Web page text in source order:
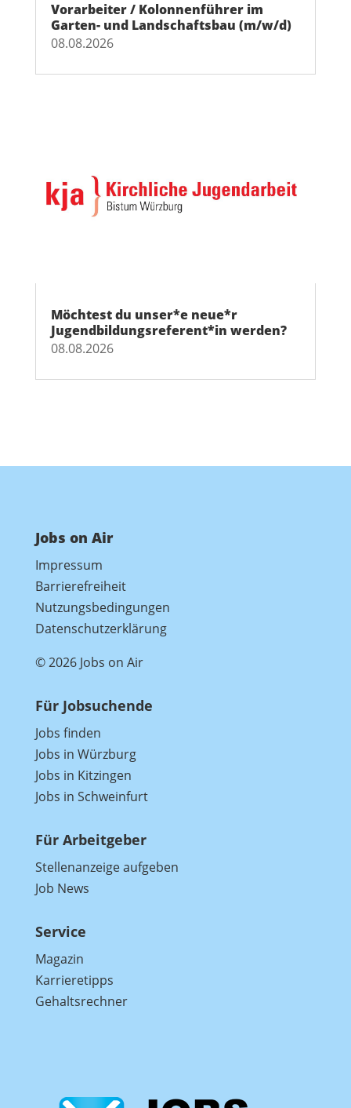
Vorarbeiter / Kolonnenführer im
Garten- und Landschaftsbau (m/w/d)
08.08.2026
Möchtest du unser*e neue*r
Jugendbildungsreferent*in werden?
08.08.2026
Jobs on Air
Impressum
Barrierefreiheit
Nutzungsbedingungen
Datenschutzerklärung
© 2026 Jobs on Air
Für Jobsuchende
Jobs finden
Jobs in Würzburg
Jobs in Kitzingen
Jobs in Schweinfurt
Für Arbeitgeber
Stellenanzeige aufgeben
Job News
Service
Magazin
Karrieretipps
Gehaltsrechner